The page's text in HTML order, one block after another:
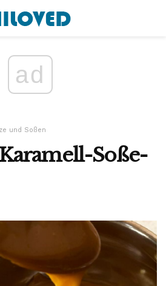
ad
und Soßen
Soße-